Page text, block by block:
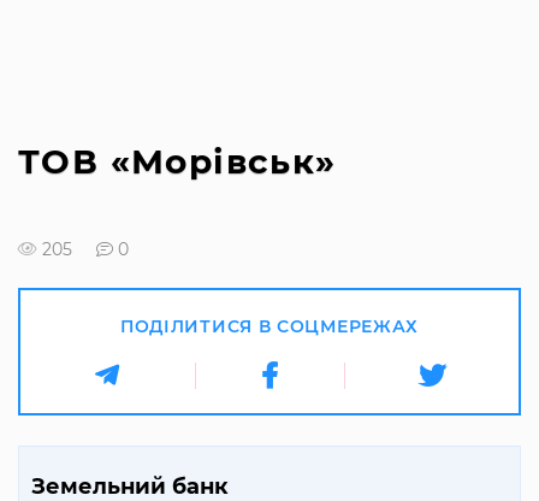
ТОВ «Морівськ»
205 0
ПОДІЛИТИСЯ В СОЦМЕРЕЖАХ
Земельний банк